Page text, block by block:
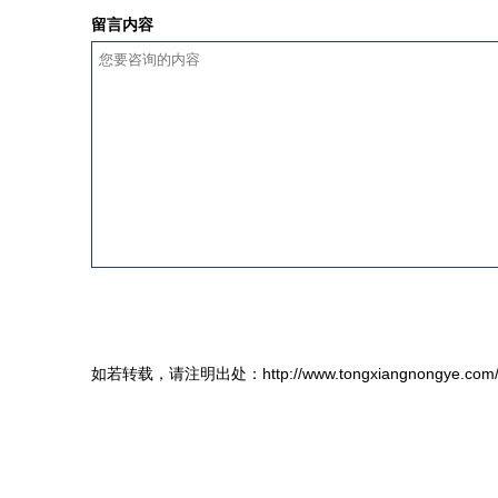
留言内容
如若转载，请注明出处：http://